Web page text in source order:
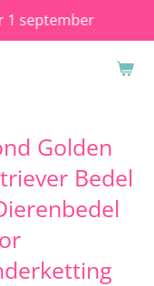
1 september
Golden
Bedel